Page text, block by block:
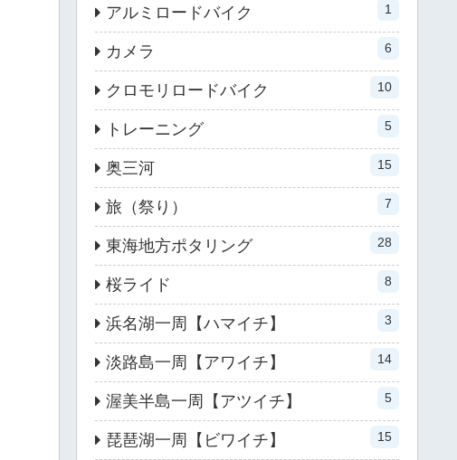
アルミロードバイク 1
カメラ 6
クロモリロードバイク 10
トレーニング 5
奥三河 15
旅（祭り） 7
東海地方ポタリング 28
桜ライド 8
浜名湖一周【ハマイチ】 3
淡路島一周【アワイチ】 14
渥美半島一周【アツイチ】 5
琵琶湖一周【ビワイチ】 15